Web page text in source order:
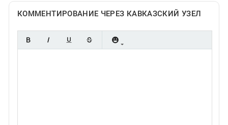
КОММЕНТИРОВАНИЕ ЧЕРЕЗ КАВКАЗСКИЙ УЗЕЛ